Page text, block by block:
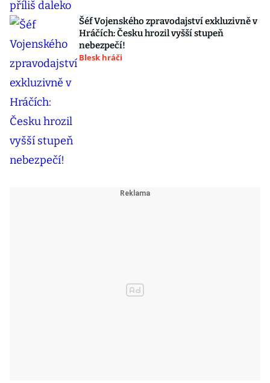
Šéf Vojenského zpravodajství exkluzivně v
Hráčích: Česku hrozil vyšší stupeň
nebezpečí!
Blesk hráči